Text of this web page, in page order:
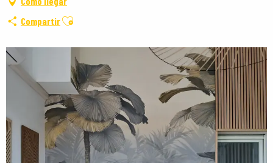
CompartirAjouter aux favoris